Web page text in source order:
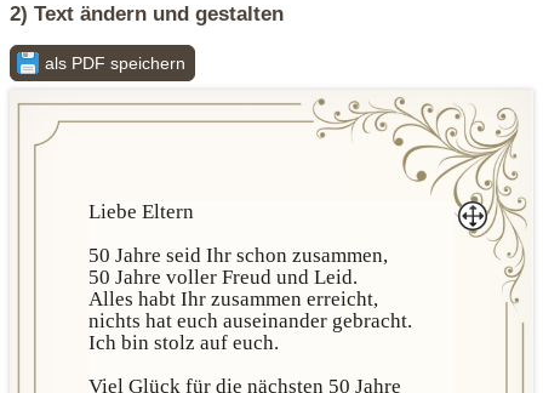
2) Text ändern und gestalten